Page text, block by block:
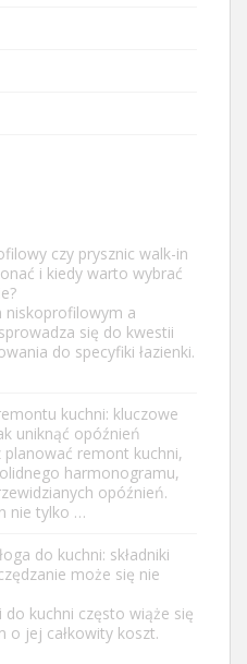
czy prysznic walk-in
i kiedy warto wybrać
niskoprofilowym a
się do kwestii
do specyfiki łazienki.
kuchni: kluczowe
uniknąć opóźnień
planować remont kuchni,
harmonogramu,
opóźnień.
nie tylko …
do kuchni: składniki
może się nie
kuchni często wiąże się
o jej całkowity koszt.